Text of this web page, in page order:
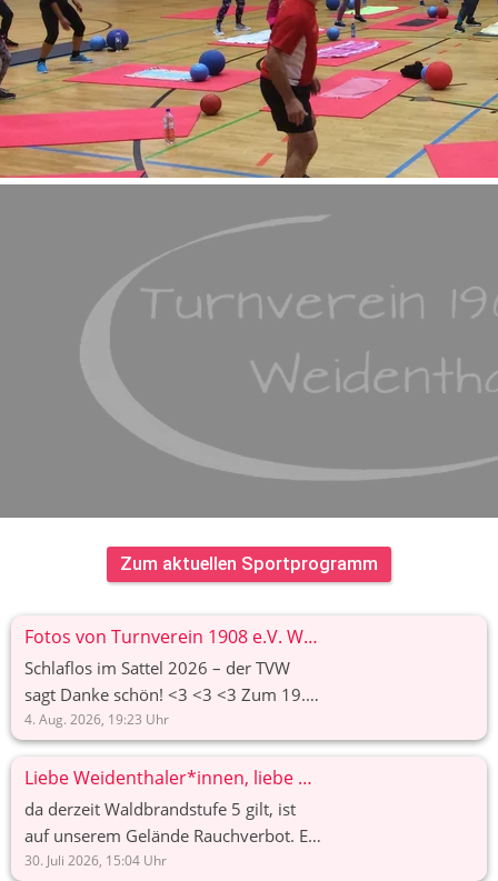
Zum aktuellen Sportprogramm
Fotos von Turnverein 1908 e.V. Weidenthals Beitrag
Schlaflos im Sattel 2026 – der TVW
sagt Danke schön! <3 <3 <3 Zum 19.
Mal findet Schlaflos im Sattel nun
schon in Weidenthal statt. 21 Jahre
insgesamt, seit die Idee zu dieser
verrückten Veranstaltung geboren
wurde, durch Christian Phaty Krämer.
Was war das wieder ein aufregendes,
4. Aug. 2026, 19:23 Uhr
Liebe Weidenthaler*innen, liebe Gäste,
da derzeit Waldbrandstufe 5 gilt, ist
auf unserem Gelände Rauchverbot. Es
gibt eine ausgewiesene Raucherzone
30. Juli 2026, 15:04 Uhr